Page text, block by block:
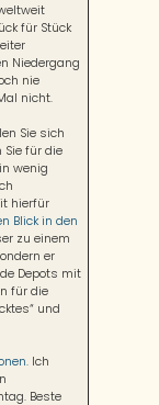
für Stück
Niedergang
nie
nicht.
Sie sich
für die
wenig
hierfür
Blick in den
zu einem
er
Depots mit
für die
und
Ich
Beste